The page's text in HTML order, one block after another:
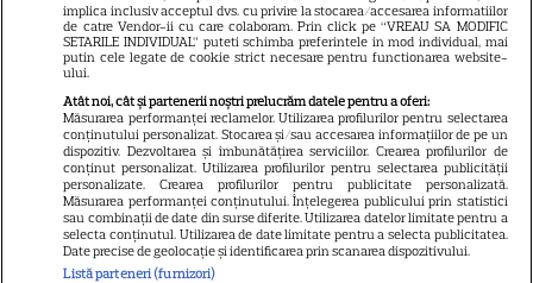
de la pepenele roșu – ce
beneficii au
Ghidul udării corecte pe timp
de caniculă: când, cât şi cum
udăm plantele
implica inclusiv acceptul dvs. cu privire la stocarea/accesarea informatiilor
de catre Vendor-ii cu care colaboram. Prin click pe “VREAU SA MODIFIC
SETARILE INDIVIDUAL” puteti schimba preferintele in mod individual, mai
putin cele legate de cookie strict necesare pentru functionarea website-
ului.
Atât noi, cât și partenerii noștri prelucrăm datele pentru a oferi:
Măsurarea performanței reclamelor. Utilizarea profilurilor pentru selectarea
conținutului personalizat. Stocarea și/sau accesarea informațiilor de pe un
dispozitiv. Dezvoltarea și îmbunătățirea serviciilor. Crearea profilurilor de
conținut personalizat. Utilizarea profilurilor pentru selectarea publicității
personalizate. Crearea profilurilor pentru publicitate personalizată.
Măsurarea performanței conținutului. Înțelegerea publicului prin statistici
sau combinații de date din surse diferite. Utilizarea datelor limitate pentru a
selecta conținutul. Utilizarea de date limitate pentru a selecta publicitatea.
Date precise de geolocație și identificarea prin scanarea dispozitivului.
Listă parteneri (furnizori)